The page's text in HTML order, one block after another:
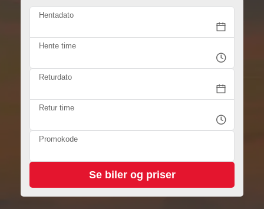
Hentadato
Hente time
Returdato
Retur time
Promokode